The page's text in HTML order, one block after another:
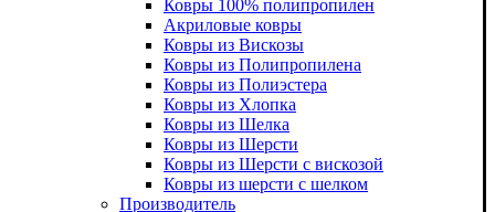
Ковры 100% полипропилен
Акриловые ковры
Ковры из Вискозы
Ковры из Полипропилена
Ковры из Полиэстера
Ковры из Хлопка
Ковры из Шелка
Ковры из Шерсти
Ковры из Шерсти с вискозой
Ковры из шерсти с шелком
Производитель